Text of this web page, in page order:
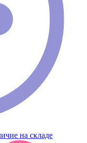
на складе